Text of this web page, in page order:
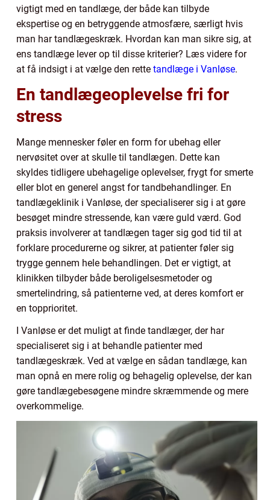
vigtigt med en tandlæge, der både kan tilbyde
ekspertise og en betryggende atmosfære, særligt hvis
man har tandlægeskræk. Hvordan kan man sikre sig, at
ens tandlæge lever op til disse kriterier? Læs videre for
at få indsigt i at vælge den rette tandlæge i Vanløse.
En tandlægeoplevelse fri for
stress
Mange mennesker føler en form for ubehag eller
nervøsitet over at skulle til tandlægen. Dette kan
skyldes tidligere ubehagelige oplevelser, frygt for smerte
eller blot en generel angst for tandbehandlinger. En
tandlægeklinik i Vanløse, der specialiserer sig i at gøre
besøget mindre stressende, kan være guld værd. God
praksis involverer at tandlægen tager sig god tid til at
forklare procedurerne og sikrer, at patienter føler sig
trygge gennem hele behandlingen. Det er vigtigt, at
klinikken tilbyder både beroligelsesmetoder og
smertelindring, så patienterne ved, at deres komfort er
en topprioritet.
I Vanløse er det muligt at finde tandlæger, der har
specialiseret sig i at behandle patienter med
tandlægeskræk. Ved at vælge en sådan tandlæge, kan
man opnå en mere rolig og behagelig oplevelse, der kan
gøre tandlægebesøgene mindre skræmmende og mere
overkommelige.